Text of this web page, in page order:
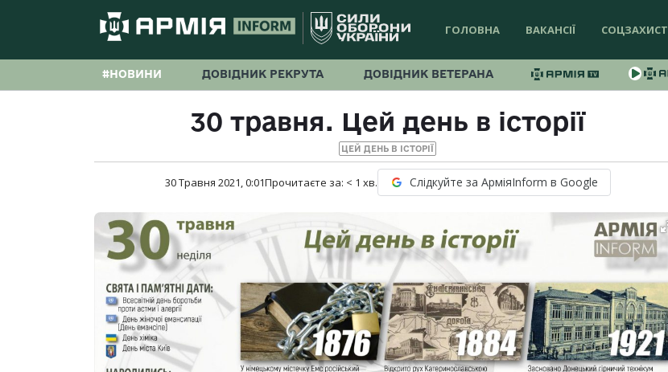
ГОЛОВНА ВАКАНСІЇ СОЦЗАХИСТ
#НОВИНИ ДОВІДНИК РЕКРУТА ДОВІДНИК ВЕТЕРАНА
30 травня. Цей день в історії
ЦЕЙ ДЕНЬ В ІСТОРІЇ
30 Травня 2021, 0:01Прочитаєте за: < 1 хв. Слідкуйте за АрміяInform в Google